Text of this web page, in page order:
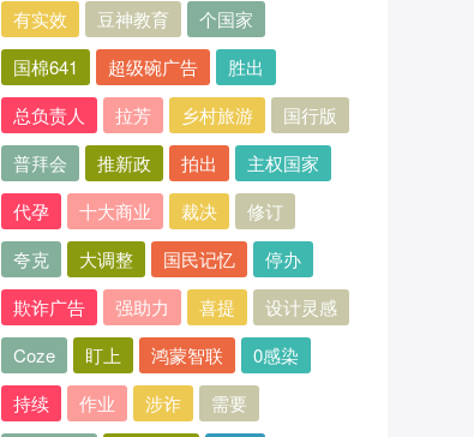
有实效
豆神教育
个国家
国棉641
超级碗广告
胜出
总负责人
拉芳 乡村旅游
国行版
普拜会
推新政 拍出
主权国家
代孕
十大商业 裁决
修订
夸克
大调整 国民记忆
停办
欺诈广告
强助力 喜提
设计灵感
Coze
盯上 鸿蒙智联
0感染
持续
作业 涉诈
需要